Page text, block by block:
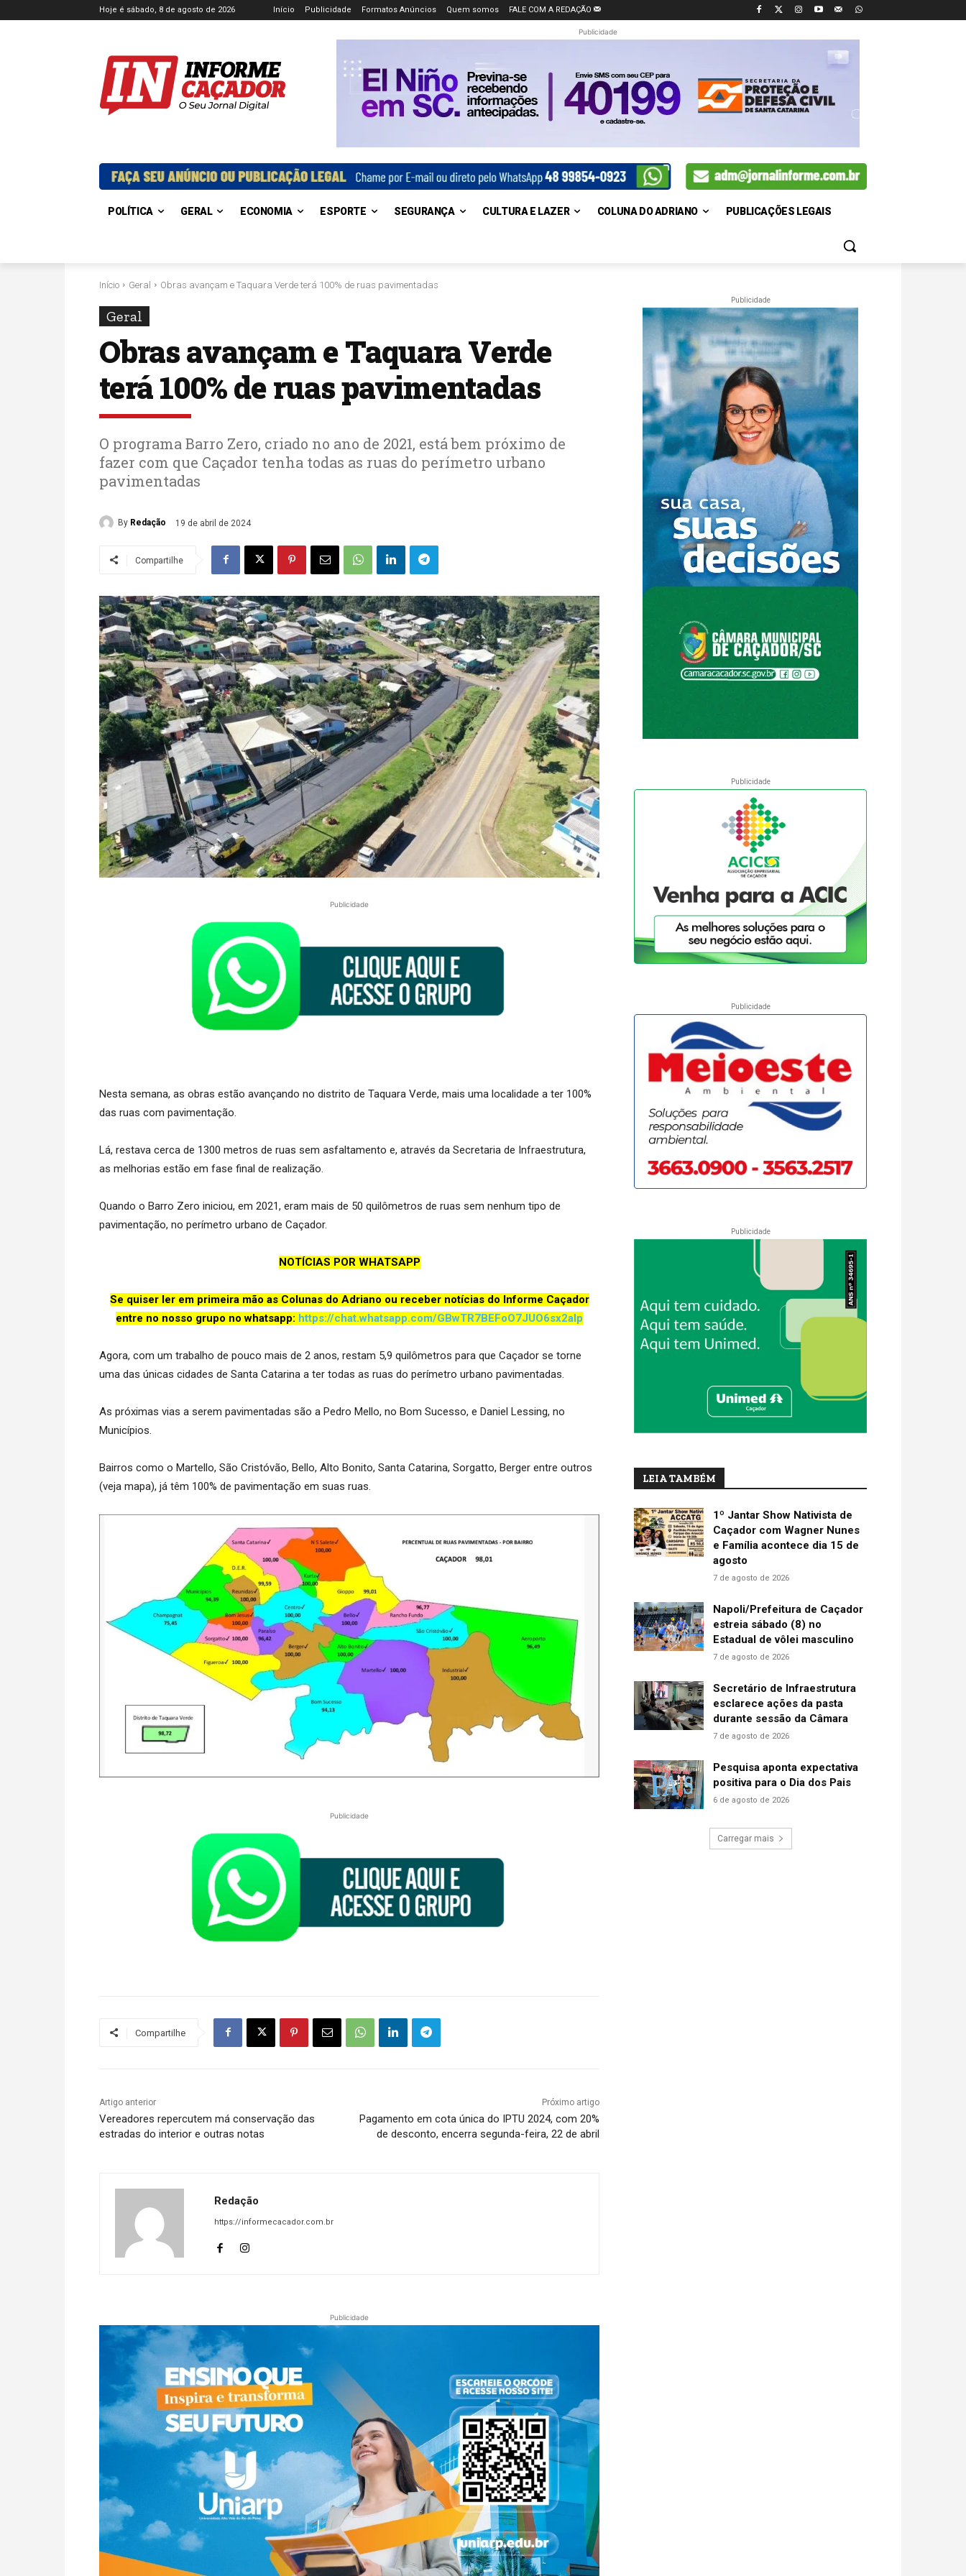
Hoje é sábado, 8 de agosto de 2026 Início Publicidade Formatos Anúncios Quem somos FALE COM A REDAÇÃO
Publicidade
POLÍTICA GERAL ECONOMIA ESPORTE SEGURANÇA CULTURA E LAZER COLUNA DO ADRIANO PUBLICAÇÕES LEGAIS
Início Geral Obras avançam e Taquara Verde terá 100% de ruas pavimentadas
Geral
Obras avançam e Taquara Verde
terá 100% de ruas pavimentadas
O programa Barro Zero, criado no ano de 2021, está bem próximo de
fazer com que Caçador tenha todas as ruas do perímetro urbano
pavimentadas
By Redação 19 de abril de 2024
Compartilhe
Publicidade
Nesta semana, as obras estão avançando no distrito de Taquara Verde, mais uma localidade a ter 100%
das ruas com pavimentação.
Lá, restava cerca de 1300 metros de ruas sem asfaltamento e, através da Secretaria de Infraestrutura,
as melhorias estão em fase final de realização.
Quando o Barro Zero iniciou, em 2021, eram mais de 50 quilômetros de ruas sem nenhum tipo de
pavimentação, no perímetro urbano de Caçador.
NOTÍCIAS POR WHATSAPP
Se quiser ler em primeira mão as Colunas do Adriano ou receber notícias do Informe Caçador
entre no nosso grupo no whatsapp: https://chat.whatsapp.com/GBwTR7BEFoO7JUO6sx2aIp
Agora, com um trabalho de pouco mais de 2 anos, restam 5,9 quilômetros para que Caçador se torne
uma das únicas cidades de Santa Catarina a ter todas as ruas do perímetro urbano pavimentadas.
As próximas vias a serem pavimentadas são a Pedro Mello, no Bom Sucesso, e Daniel Lessing, no
Municípios.
Bairros como o Martello, São Cristóvão, Bello, Alto Bonito, Santa Catarina, Sorgatto, Berger entre outros
(veja mapa), já têm 100% de pavimentação em suas ruas.
Publicidade
Compartilhe
Artigo anterior
Vereadores repercutem má conservação das
estradas do interior e outras notas
Próximo artigo
Pagamento em cota única do IPTU 2024, com 20%
de desconto, encerra segunda-feira, 22 de abril
Redação
https://informecacador.com.br
Publicidade
Publicidade
Publicidade
Publicidade
Publicidade
LEIA TAMBÉM
1º Jantar Show Nativista de
Caçador com Wagner Nunes
e Família acontece dia 15 de
agosto
7 de agosto de 2026
Napoli/Prefeitura de Caçador
estreia sábado (8) no
Estadual de vôlei masculino
7 de agosto de 2026
Secretário de Infraestrutura
esclarece ações da pasta
durante sessão da Câmara
7 de agosto de 2026
Pesquisa aponta expectativa
positiva para o Dia dos Pais
6 de agosto de 2026
Carregar mais